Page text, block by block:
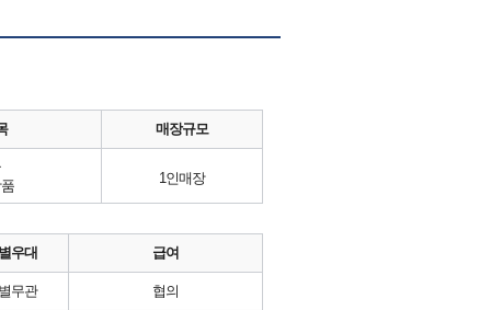
매장규모
1인매장
우대 급여
무관 협의